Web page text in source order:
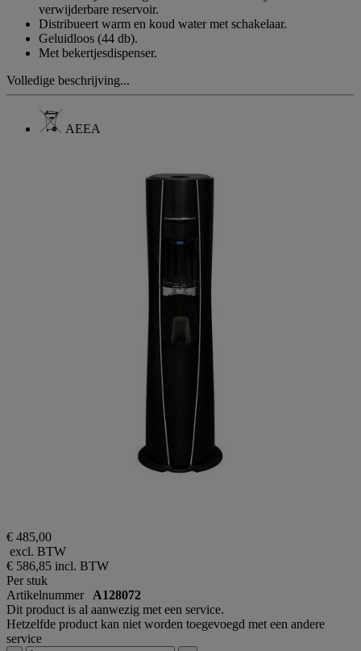
verwijderbare reservoir.
Distribueert warm en koud water met schakelaar.
Geluidloos (44 db).
Met bekertjesdispenser.
Volledige beschrijving...
AEEA
€ 485,00
excl. BTW
€ 586,85 incl. BTW
Per stuk
Artikelnummer A128072
Dit product is al aanwezig met een service.
Hetzelfde product kan niet worden toegevoegd met een andere
service